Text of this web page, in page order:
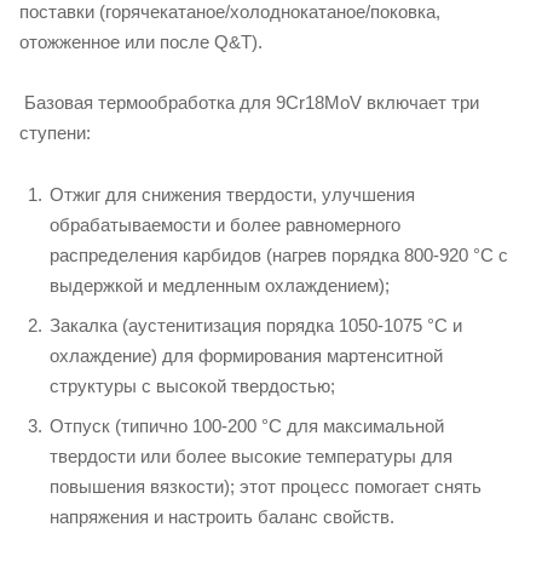
поставки (горячекатаное/холоднокатаное/поковка,
отожженное или после Q&T).
Базовая термообработка для 9Cr18MoV включает три
ступени:
Отжиг для снижения твердости, улучшения
обрабатываемости и более равномерного
распределения карбидов (нагрев порядка 800-920 °C с
выдержкой и медленным охлаждением);
Закалка (аустенитизация порядка 1050-1075 °C и
охлаждение) для формирования мартенситной
структуры с высокой твердостью;
Отпуск (типично 100-200 °C для максимальной
твердости или более высокие температуры для
повышения вязкости); этот процесс помогает снять
напряжения и настроить баланс свойств.